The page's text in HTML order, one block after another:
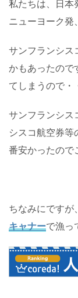
私たちは、日本
ニューヨーク発
サンフランシス
かもあったので
てしまうので・
サンフランシ
シスコ航空券等
番安かったので
ちなみにですが
キャナーで漁っ